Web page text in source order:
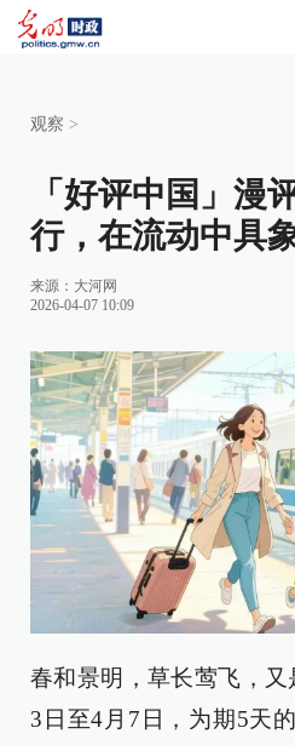
观察 >
「好评中国」漫
行，在流动中具
来源： 大河网
2026-04-07 10:09
春和景明，草长莺飞，又
3日至4月7日，为期5天